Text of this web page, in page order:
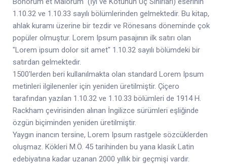
1.10.32 ve 1.10.33 sayılı bölümlerinden gelmektedir. Bu kitap,
ahlak kuramı üzerine bir tezdir ve Rönesans döneminde çok
popüler olmuştur. Lorem Ipsum pasajının ilk satırı olan
"Lorem ipsum dolor sit amet" 1.10.32 sayılı bölümdeki bir
satırdan gelmektedir.
1500'lerden beri kullanılmakta olan standard Lorem Ipsum
metinleri ilgilenenler için yeniden üretilmiştir. Çiçero
tarafından yazılan 1.10.32 ve 1.10.33 bölümleri de 1914 H.
Rackham çevirisinden alınan İngilizce sürümleri eşliğinde
özgün biçiminden yeniden üretilmiştir.
Yaygın inancın tersine, Lorem Ipsum rastgele sözcüklerden
oluşmaz. Kökleri M.Ö. 45 tarihinden bu yana klasik Latin
edebiyatına kadar uzanan 2000 yıllık bir geçmişi vardır.